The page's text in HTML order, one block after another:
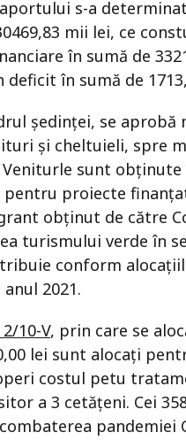
s-a
mii lei, ce
în sumă de
în sumă de
ședinței, se aprobă
și cheltuieli, spre
Veniturle sunt
proiecte
obținut de către
turismului verde în
conform
2021.
10-V, prin care se
lei sunt alocați
costul petu
a 3 cetățeni. Cei
pandemiei